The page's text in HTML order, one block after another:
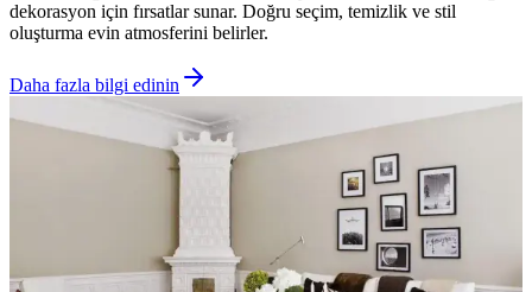
dekorasyon için fırsatlar sunar. Doğru seçim, temizlik ve stil
oluşturma evin atmosferini belirler.
Daha fazla bilgi edinin